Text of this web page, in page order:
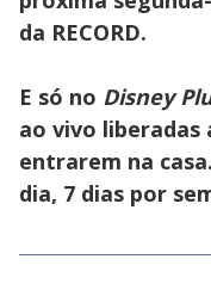
da RECORD.
E só no Disney
ao vivo liberadas
entrarem na
dia, 7 dias por